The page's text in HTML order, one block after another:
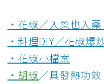
‧花椒／入菜也入
‧料理DIY／花椒爆
‧花椒小檔案
‧ 胡椒／具發熱功